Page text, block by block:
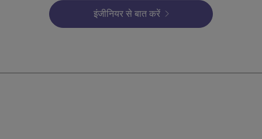
इंजीनियर से बात करें